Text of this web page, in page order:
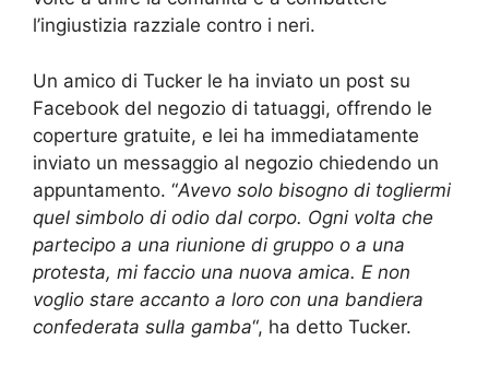
l’ingiustizia razziale contro i neri.
Un amico di Tucker le ha inviato un post su
Facebook del negozio di tatuaggi, offrendo le
coperture gratuite, e lei ha immediatamente
inviato un messaggio al negozio chiedendo un
appuntamento. “Avevo solo bisogno di togliermi
quel simbolo di odio dal corpo. Ogni volta che
partecipo a una riunione di gruppo o a una
protesta, mi faccio una nuova amica. E non
voglio stare accanto a loro con una bandiera
confederata sulla gamba“, ha detto Tucker.